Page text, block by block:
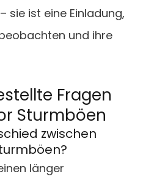
sie ist eine Einladung,
und ihre
Fragen
Sturmböen
zwischen
länger